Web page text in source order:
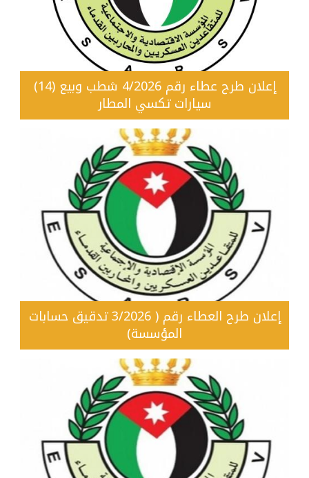
إعلان طرح عطاء رقم 4/2026 شطب وبيع (14)
سيارات تكسي المطار
إعلان طرح العطاء رقم ( 3/2026 تدقيق حسابات
المؤسسة)